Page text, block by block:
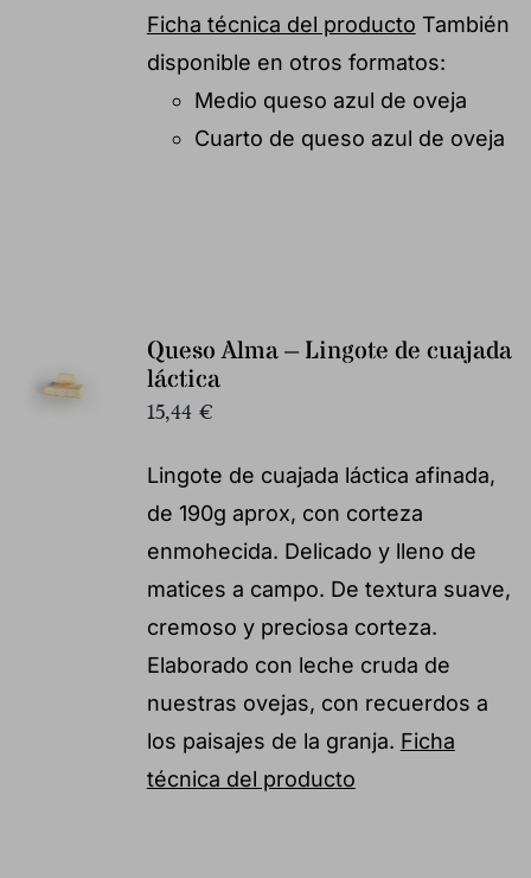
Ficha técnica del producto También
disponible en otros formatos:
Medio queso azul de oveja
Cuarto de queso azul de oveja
Queso Alma – Lingote de cuajada
láctica
15,44 €
Lingote de cuajada láctica afinada,
de 190g aprox, con corteza
enmohecida. Delicado y lleno de
matices a campo. De textura suave,
cremoso y preciosa corteza.
Elaborado con leche cruda de
nuestras ovejas, con recuerdos a
los paisajes de la granja. Ficha
técnica del producto